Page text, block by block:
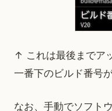
↑ これは最後までア
一番下のビルド番号
なお、手動でソフト